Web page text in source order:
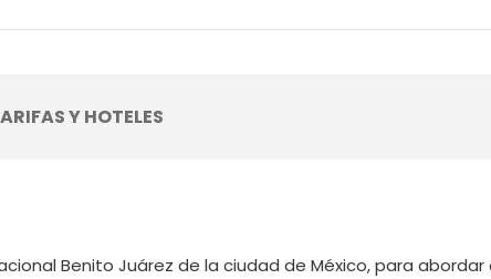
Y HOTELES
Benito Juárez de la ciudad de México, para